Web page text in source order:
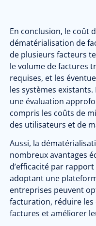
En conclusion, le coût
dématérialisation de
de plusieurs facteurs
le volume de factures
requises, et les
les systèmes
une évaluation
compris les coûts de
des utilisateurs et de
Aussi, la
nombreux avantages
d’efficacité par
adoptant une
entreprises peuvent
facturation, réduire
factures et améliorer